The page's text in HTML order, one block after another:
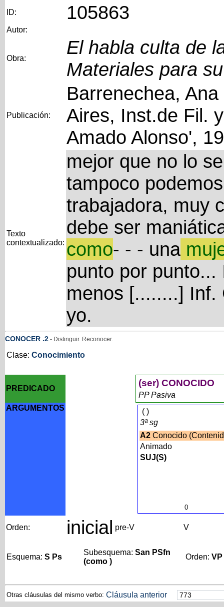
ID: 105863
Autor:
Obra:
El habla culta de
Materiales para
Publicación:
Barrenechea,
Aires, Inst.de Fil.
Amado Alonso',
Texto
contextualizado:
mejor que no lo
tampoco
trabajadora, muy
debe ser
como- - - una
punto por
menos [........] Inf.
yo.
CONOCER .2- Distinguir. Reconocer.
Clase: Conocimiento
PREDICADO
(ser) CONOCIDO
PP Pasiva
ARGUMENTOS
()
3ª sg
A2Conocido
Animado
SUJ(S)
0
Orden: inicial pre-V V
Esquema: S Ps
Subesquema: San PSfn
(como )
Orden: VP
Otras cláusulas del mismo verbo: Cláusula anterior